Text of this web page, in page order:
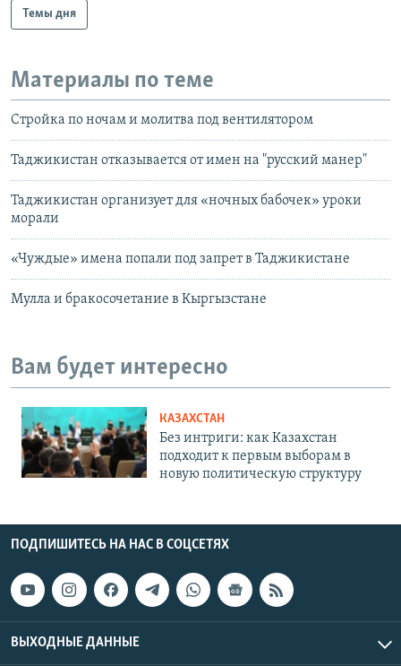
Темы дня
Материалы по теме
Cтройка по ночам и молитва под вентилятором
Таджикистан отказывается от имен на "русский манер"
Таджикистан организует для «ночных бабочек» уроки
морали
«Чуждые» имена попали под запрет в Таджикистане
Мулла и бракосочетание в Кыргызстане
Вам будет интересно
КАЗАХСТАН
Без интриги: как Казахстан
подходит к первым выборам в
новую политическую структуру
ПОДПИШИТЕСЬ НА НАС В СОЦСЕТЯХ
ВЫХОДНЫЕ ДАННЫЕ